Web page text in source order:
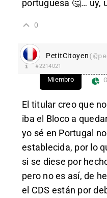
portuguesa 🤔… uy,
0
PetitCitoyen
#2214021
Miembro
El titular creo que
iba el Bloco a
yo sé en Portugal
establecida, por lo
si se diese por
pero no es así, de
el CDS están por